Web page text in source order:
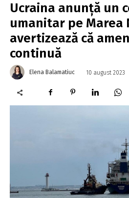
Ucraina anunţă un
umanitar pe Marea
avertizează că
continuă
Elena Balamatiuc 10 august 2023